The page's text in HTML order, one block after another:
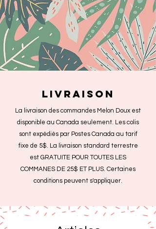
livraison
La livraison des commandes Melon Doux est
disponible au Canada seulement. Les colis
sont expédiés par Postes Canada au tarif
fixe de 5$. La livraison standard terrestre
est GRATUITE POUR TOUTES LES
COMMANES DE 25$ ET PLUS. Certaines
conditions peuvent s'appliquer.